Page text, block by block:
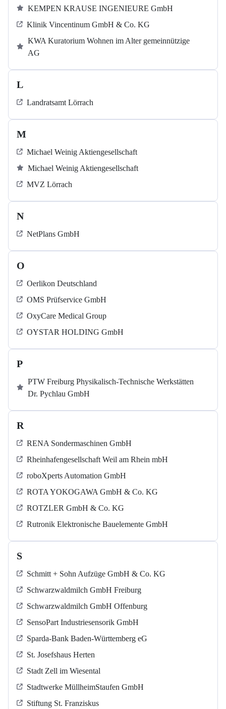
KEMPEN KRAUSE INGENIEURE GmbH
Klinik Vincentinum GmbH & Co. KG
KWA Kuratorium Wohnen im Alter gemeinnützige
AG
L
Landratsamt Lörrach
M
Michael Weinig Aktiengesellschaft
Michael Weinig Aktiengesellschaft
MVZ Lörrach
N
NetPlans GmbH
O
Oerlikon Deutschland
OMS Prüfservice GmbH
OxyCare Medical Group
OYSTAR HOLDING GmbH
P
PTW Freiburg Physikalisch-Technische Werkstätten
Dr. Pychlau GmbH
R
RENA Sondermaschinen GmbH
Rheinhafengesellschaft Weil am Rhein mbH
roboXperts Automation GmbH
ROTA YOKOGAWA GmbH & Co. KG
ROTZLER GmbH & Co. KG
Rutronik Elektronische Bauelemente GmbH
S
Schmitt + Sohn Aufzüge GmbH & Co. KG
Schwarzwaldmilch GmbH Freiburg
Schwarzwaldmilch GmbH Offenburg
SensoPart Industriesensorik GmbH
Sparda-Bank Baden-Württemberg eG
St. Josefshaus Herten
Stadt Zell im Wiesental
Stadtwerke MüllheimStaufen GmbH
Stiftung St. Franziskus